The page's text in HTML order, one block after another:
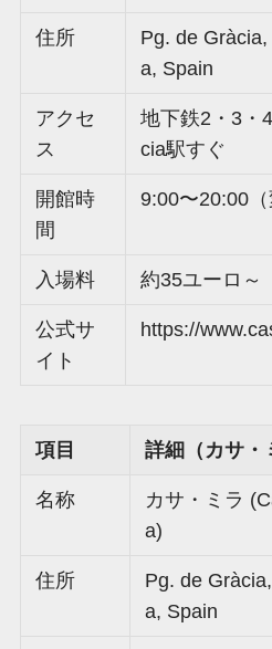
住所
Pg. de
a, Spain
アクセ
ス
地下鉄2・3・
cia駅すぐ
開館時
間
9:00〜20:00（
入場料 約35ユーロ～
公式サ
イト
https://
項目 詳細（カサ・
名称
カサ・ミラ
a)
住所
Pg. de
a, Spain